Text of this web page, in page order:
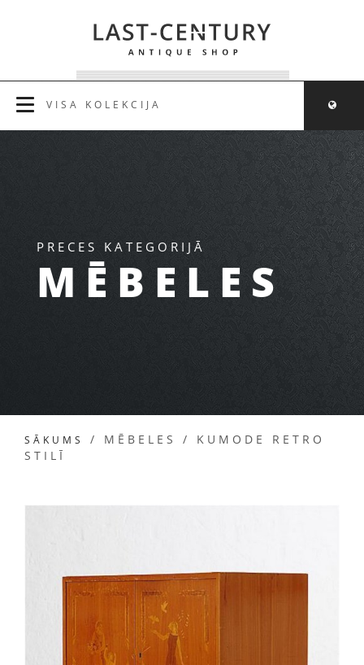
VISA KOLEKCIJA
PRECES KATEGORIJĀ
MĒBELES
SĀKUMS / MĒBELES / KUMODE RETRO
STILĪ